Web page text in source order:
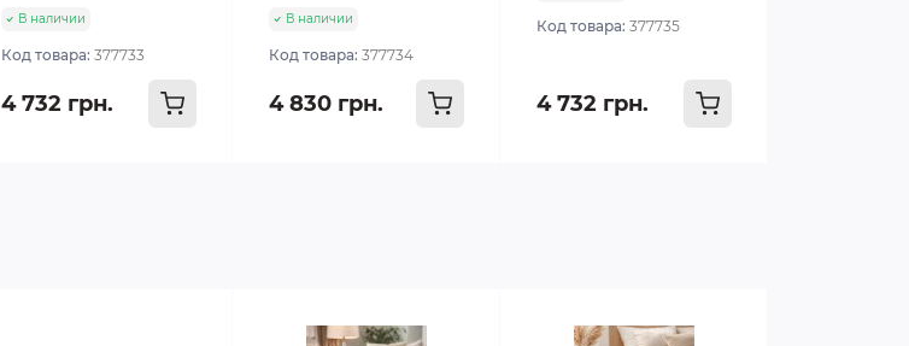
В наличии
Код товара: 377733
4 732 грн.
В наличии
Код товара: 377734
4 830 грн.
Код товара: 377735
4 732 грн.